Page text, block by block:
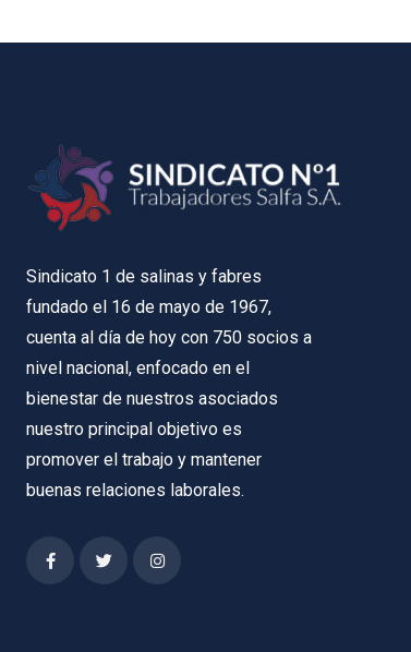
Sindicato 1 de salinas y fabres
fundado el 16 de mayo de 1967,
cuenta al día de hoy con 750 socios a
nivel nacional, enfocado en el
bienestar de nuestros asociados
nuestro principal objetivo es
promover el trabajo y mantener
buenas relaciones laborales.